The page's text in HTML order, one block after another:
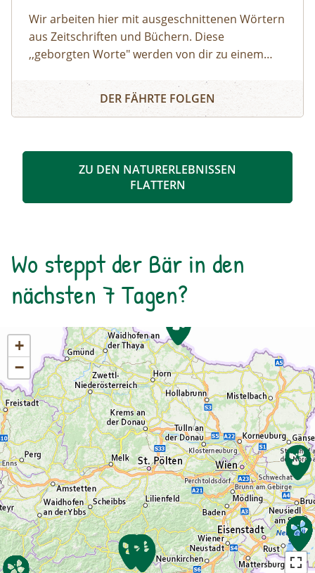
Wir arbeiten hier mit ausgeschnittenen Wörtern
aus Zeitschriften und Büchern. Diese
,,geborgten Worte" werden von dir zu einem
Worte können herumgeschoben oder
zurechtgeschnitten werden, bis eine für dich
Anschluss mit unterschiedlichen Materealien
Wort Collage
DER FÄHRTE FOLGEN
ZU DEN NATURERLEBNISSEN
FLATTERN
Wo steppt der Bär in den
nächsten 7 Tagen?
+
−